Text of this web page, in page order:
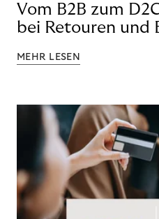
Vom B2B zum
bei Retouren und
MEHR LESEN